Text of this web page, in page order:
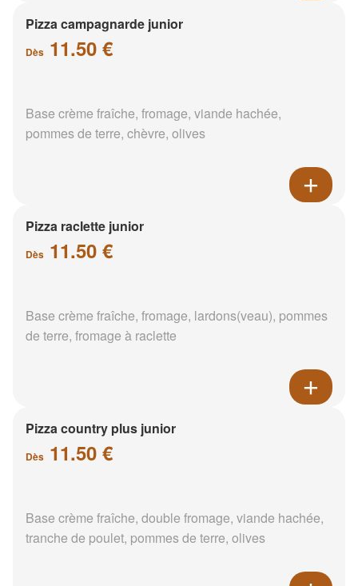
Pizza campagnarde junior
Dès 11.50 €
Base crème fraîche, fromage, viande hachée,
pommes de terre, chèvre, olives
Pizza raclette junior
Dès 11.50 €
Base crème fraîche, fromage, lardons(veau), pommes
de terre, fromage à raclette
Pizza country plus junior
Dès 11.50 €
Base crème fraîche, double fromage, viande hachée,
tranche de poulet, pommes de terre, olives